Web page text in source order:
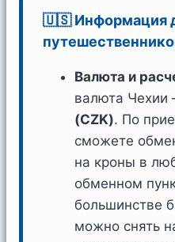
🇺🇸 Информация
Валюта и
валюта Чехии
(CZK). По
сможете
на кроны в
обменном
большинстве
можно снять